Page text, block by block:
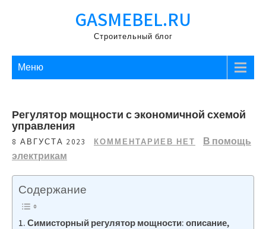
GASMEBEL.RU
Строительный блог
Меню
Регулятор мощности с экономичной схемой
управления
8 АВГУСТА 2023 КОММЕНТАРИЕВ НЕТ
В помощь
электрикам
Содержание
Симисторный регулятор мощности: описание,